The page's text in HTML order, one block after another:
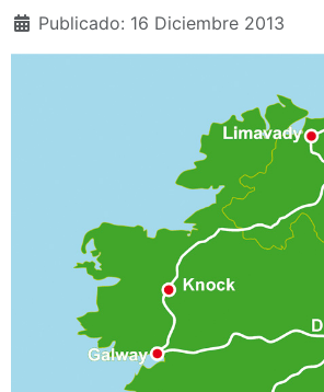
Publicado: 16 Diciembre 2013